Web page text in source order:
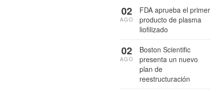
FDA aprueba el primer
producto de plasma
liofilizado
02
AGO
Boston Scientific
presenta un nuevo
plan de
reestructuración
02
AGO